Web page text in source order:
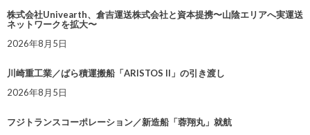
株式会社Univearth、倉吉運送株式会社と資本提携〜山陰エリアへ実運送
ネットワークを拡大〜
2026年8月5日
川崎重工業／ばら積運搬船「ARISTOS II」の引き渡し
2026年8月5日
フジトランスコーポレーション／新造船「蓉翔丸」就航